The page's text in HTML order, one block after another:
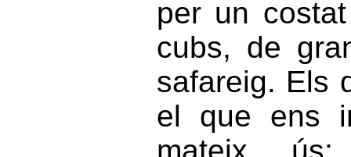
per un
cubs, de
safareig. Els
el que ens